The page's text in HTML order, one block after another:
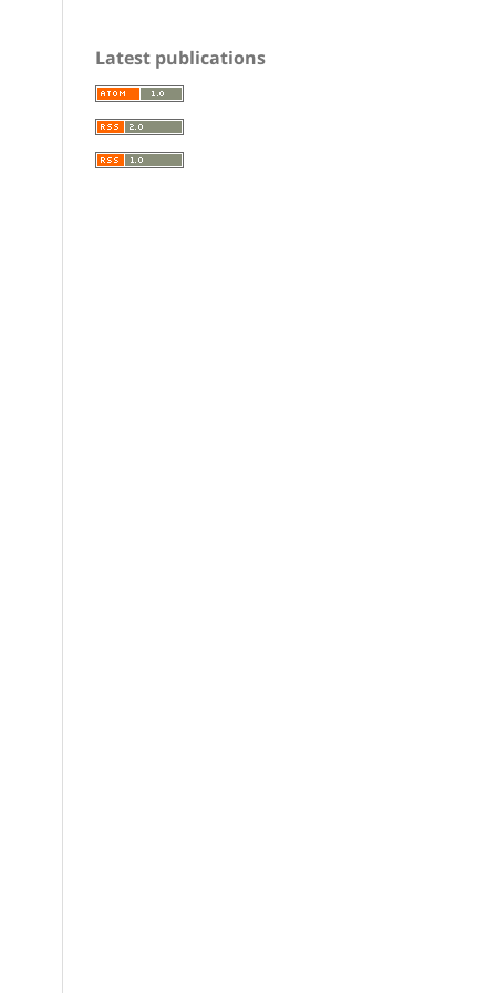
Latest publications